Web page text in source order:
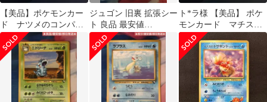
【美品】ポケモンカー
ド ナツメのコンパ
ン 旧裏 未使用
ジュゴン 旧裏 拡張シー
ト 良品 最安値
Dewgong ポケモンカー
ド
ト*ラ様 【美品】 ポケ
モンカード マチスの
ビリリダマ マーク無
し 旧裏 未使用